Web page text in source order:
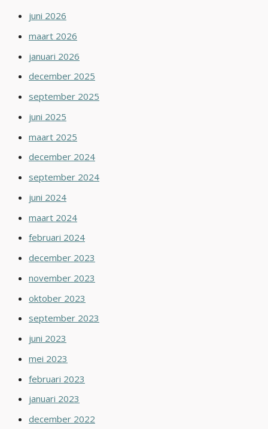
juni 2026
maart 2026
januari 2026
december 2025
september 2025
juni 2025
maart 2025
december 2024
september 2024
juni 2024
maart 2024
februari 2024
december 2023
november 2023
oktober 2023
september 2023
juni 2023
mei 2023
februari 2023
januari 2023
december 2022